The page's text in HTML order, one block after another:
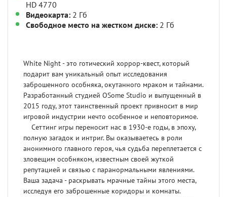
HD 4770
Видеокарта: 2 Гб
Свободное место на жестком диске: 2 Гб
White Night - это готический хоррор-квест, который
подарит вам уникальный опыт исследования
заброшенного особняка, окутанного мраком и тайнами.
Разработанный студией OSome Studio и выпущенный в
2015 году, этот таинственный проект привносит в мир
игровой индустрии нечто особенное и неповторимое.
Сеттинг игры переносит нас в 1930-е годы, в эпоху,
полную загадок и интриг. Вы оказываетесь в роли
анонимного главного героя, чья судьба переплетается с
зловещим особняком, известным своей жуткой
репутацией и связью с паранормальными явлениями.
Ваша задача - раскрывать мрачные тайны этого места,
исследуя его заброшенные коридоры и комнаты.